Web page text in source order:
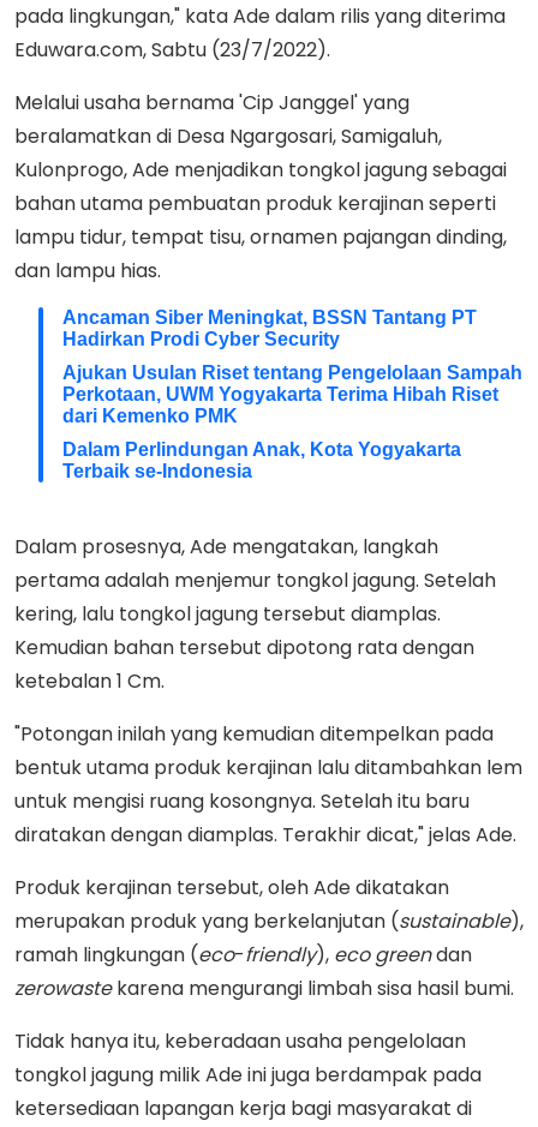
pada lingkungan," kata Ade dalam rilis yang diterima
Eduwara.com, Sabtu (23/7/2022).
Melalui usaha bernama 'Cip Janggel' yang
beralamatkan di Desa Ngargosari, Samigaluh,
Kulonprogo, Ade menjadikan tongkol jagung sebagai
bahan utama pembuatan produk kerajinan seperti
lampu tidur, tempat tisu, ornamen pajangan dinding,
dan lampu hias.
Ancaman Siber Meningkat, BSSN Tantang PT
Hadirkan Prodi Cyber Security
Ajukan Usulan Riset tentang Pengelolaan Sampah
Perkotaan, UWM Yogyakarta Terima Hibah Riset
dari Kemenko PMK
Dalam Perlindungan Anak, Kota Yogyakarta
Terbaik se-Indonesia
Dalam prosesnya, Ade mengatakan, langkah
pertama adalah menjemur tongkol jagung. Setelah
kering, lalu tongkol jagung tersebut diamplas.
Kemudian bahan tersebut dipotong rata dengan
ketebalan 1 Cm.
"Potongan inilah yang kemudian ditempelkan pada
bentuk utama produk kerajinan lalu ditambahkan lem
untuk mengisi ruang kosongnya. Setelah itu baru
diratakan dengan diamplas. Terakhir dicat," jelas Ade.
Produk kerajinan tersebut, oleh Ade dikatakan
merupakan produk yang berkelanjutan (sustainable),
ramah lingkungan (eco-friendly), eco greendan
zerowastekarena mengurangi limbah sisa hasil bumi.
Tidak hanya itu, keberadaan usaha pengelolaan
tongkol jagung milik Ade ini juga berdampak pada
ketersediaan lapangan kerja bagi masyarakat di